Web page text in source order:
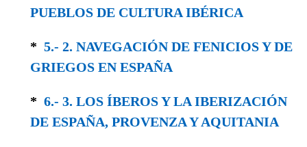
PUEBLOS DE CULTURA IBÉRICA
* 5.- 2. NAVEGACIÓN DE FENICIOS Y DE
GRIEGOS EN ESPAÑA
* 6.- 3. LOS ÍBEROS Y LA IBERIZACIÓN
DE ESPAÑA, PROVENZA Y AQUITANIA